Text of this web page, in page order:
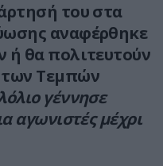
του στα
αναφέρθηκε
ή θα πολιτευτούν
των Τεμπών
γέννησε
αγωνιστές μέχρι